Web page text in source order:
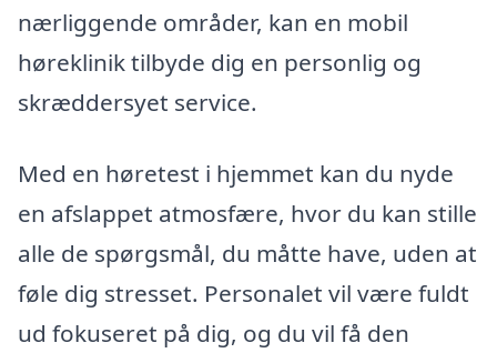
nærliggende områder, kan en mobil
høreklinik tilbyde dig en personlig og
skræddersyet service.
Med en høretest i hjemmet kan du nyde
en afslappet atmosfære, hvor du kan stille
alle de spørgsmål, du måtte have, uden at
føle dig stresset. Personalet vil være fuldt
ud fokuseret på dig, og du vil få den